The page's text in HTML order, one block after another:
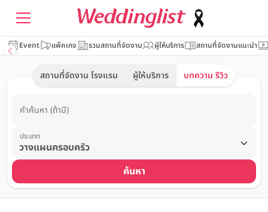
Event แพ็คเกจ รวมสถานที่จัดงาน ผู้ให้บริการ สถานที่จัดงานแนะนำ
สถานที่จัดงาน โรงแรม ผู้ให้บริการ บทความ รีวิว
คำค้นหา (ถ้ามี)
ประเภท
ค้นหา